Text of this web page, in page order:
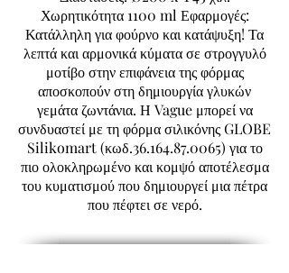
Χωρητικότητα 1100 ml Εφαρμογές:
Κατάλληλη για φούρνο και κατάψυξη! Τα
λεπτά και αρμονικά κύματα σε στρογγυλό
μοτίβο στην επιφάνεια της φόρμας
αποσκοπούν στη δημιουργία γλυκών
γεμάτα ζωντάνια. Η Vague μπορεί να
συνδυαστεί με τη φόρμα σιλικόνης GLOBE
Silikomart (κωδ.36.164.87.0065) για το
πιο ολοκληρωμένο και κομψό αποτέλεσμα
του κυματισμού που δημιουργεί μια πέτρα
που πέφτει σε νερό.